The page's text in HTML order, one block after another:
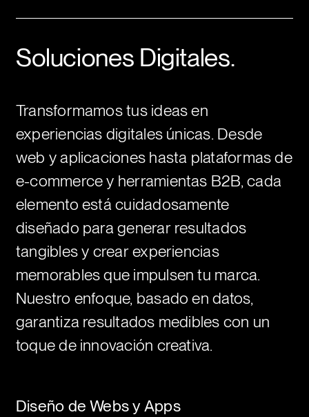
Soluciones Digitales.
Transformamos tus ideas en
experiencias digitales únicas. Desde
web y aplicaciones hasta plataformas de
e-commerce y herramientas B2B, cada
elemento está cuidadosamente
diseñado para generar resultados
tangibles y crear experiencias
memorables que impulsen tu marca.
Nuestro enfoque, basado en datos,
garantiza resultados medibles con un
toque de innovación creativa.
Diseño de Webs y Apps